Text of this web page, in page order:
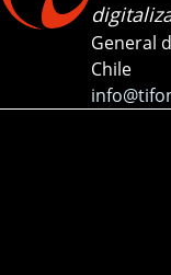
General
Chile